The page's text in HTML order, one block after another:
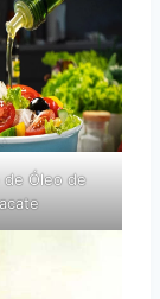
de Óleo de